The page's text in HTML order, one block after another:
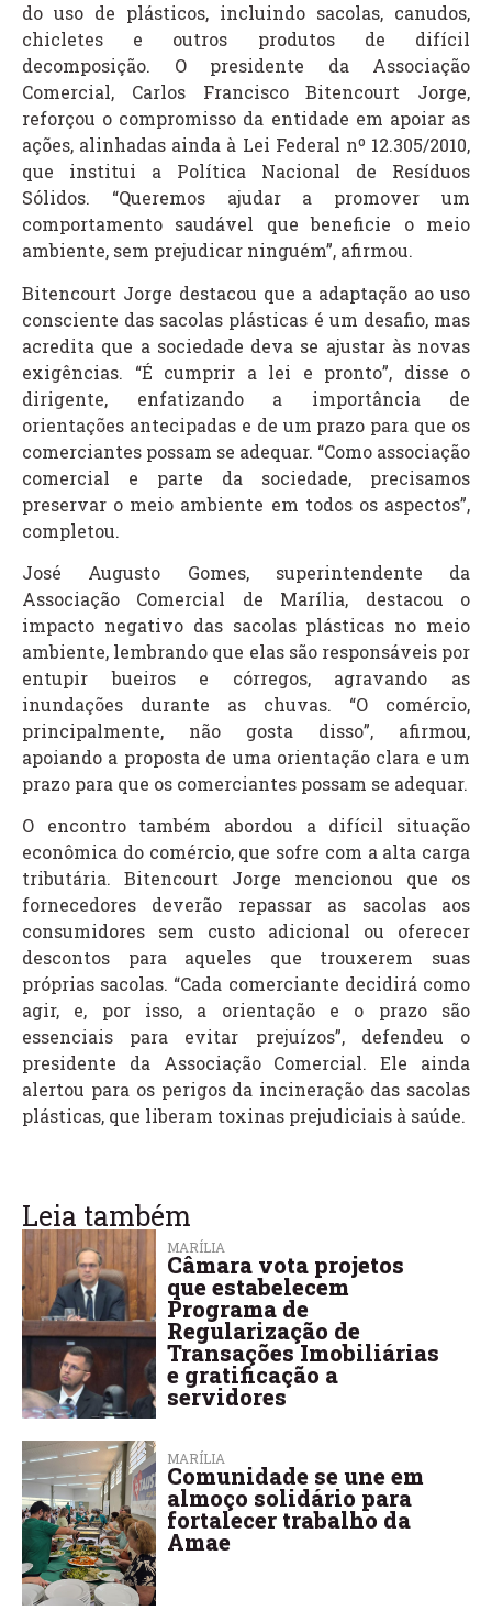
do uso de plásticos, incluindo sacolas, canudos,
chicletes e outros produtos de difícil
decomposição. O presidente da Associação
Comercial, Carlos Francisco Bitencourt Jorge,
reforçou o compromisso da entidade em apoiar as
ações, alinhadas ainda à Lei Federal nº 12.305/2010,
que institui a Política Nacional de Resíduos
Sólidos. “Queremos ajudar a promover um
comportamento saudável que beneficie o meio
ambiente, sem prejudicar ninguém”, afirmou.
Bitencourt Jorge destacou que a adaptação ao uso
consciente das sacolas plásticas é um desafio, mas
acredita que a sociedade deva se ajustar às novas
exigências. “É cumprir a lei e pronto”, disse o
dirigente, enfatizando a importância de
orientações antecipadas e de um prazo para que os
comerciantes possam se adequar. “Como associação
comercial e parte da sociedade, precisamos
preservar o meio ambiente em todos os aspectos”,
completou.
José Augusto Gomes, superintendente da
Associação Comercial de Marília, destacou o
impacto negativo das sacolas plásticas no meio
ambiente, lembrando que elas são responsáveis por
entupir bueiros e córregos, agravando as
inundações durante as chuvas. “O comércio,
principalmente, não gosta disso”, afirmou,
apoiando a proposta de uma orientação clara e um
prazo para que os comerciantes possam se adequar.
O encontro também abordou a difícil situação
econômica do comércio, que sofre com a alta carga
tributária. Bitencourt Jorge mencionou que os
fornecedores deverão repassar as sacolas aos
consumidores sem custo adicional ou oferecer
descontos para aqueles que trouxerem suas
próprias sacolas. “Cada comerciante decidirá como
agir, e, por isso, a orientação e o prazo são
essenciais para evitar prejuízos”, defendeu o
presidente da Associação Comercial. Ele ainda
alertou para os perigos da incineração das sacolas
plásticas, que liberam toxinas prejudiciais à saúde.
Leia também
MARÍLIA
Câmara vota projetos
que estabelecem
Programa de
Regularização de
Transações Imobiliárias
e gratificação a
servidores
MARÍLIA
Comunidade se une em
almoço solidário para
fortalecer trabalho da
Amae